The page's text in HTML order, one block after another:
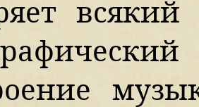
всякий